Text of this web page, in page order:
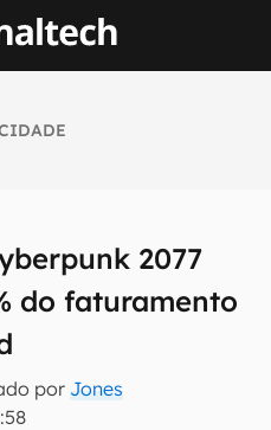
2077
do faturamento
por Jones
em primeira
se